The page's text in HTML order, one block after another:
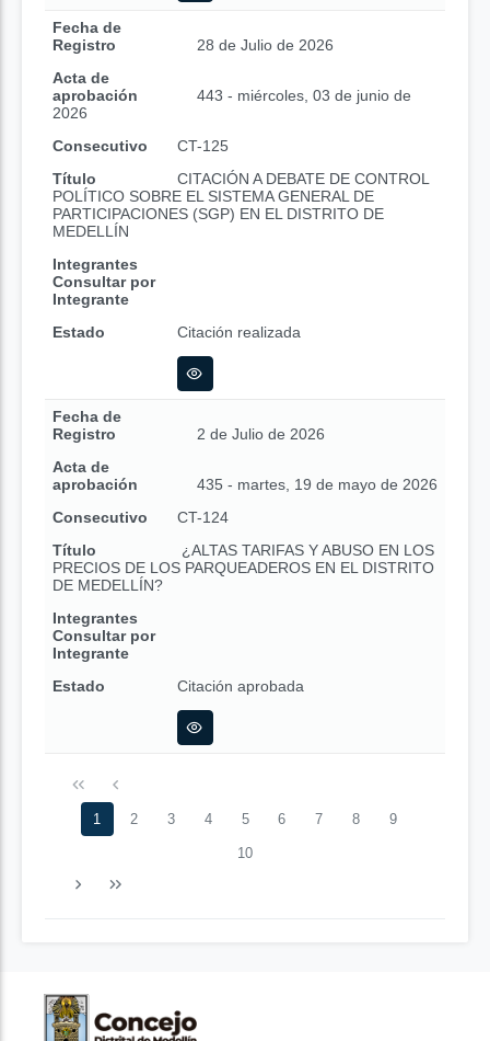
Fecha de
Registro
28 de Julio de 2026
Acta de
aprobación
443 - miércoles, 03 de junio de
2026
Consecutivo
CT-125
Título
CITACIÓN A DEBATE DE CONTROL
POLÍTICO SOBRE EL SISTEMA GENERAL DE
PARTICIPACIONES (SGP) EN EL DISTRITO DE
MEDELLÍN
Integrantes
Consultar por
Integrante
Estado
Citación realizada
Fecha de
Registro
2 de Julio de 2026
Acta de
aprobación
435 - martes, 19 de mayo de 2026
Consecutivo
CT-124
Título
¿ALTAS TARIFAS Y ABUSO EN LOS
PRECIOS DE LOS PARQUEADEROS EN EL DISTRITO
DE MEDELLÍN?
Integrantes
Consultar por
Integrante
Estado
Citación aprobada
1 2 3 4 5 6 7 8 9
10